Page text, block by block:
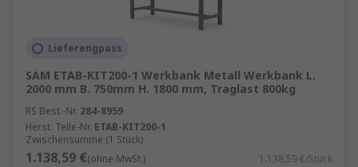
Lieferengpass
SAM ETAB-KIT200-1 Werkbank Metall Werkbank L.
2000 mm B. 750mm H. 1800 mm, Traglast 800kg
RS Best.-Nr. 284-8959
Herst. Teile-Nr. ETAB-KIT200-1
Zwischensumme (1 Stück)
1.138,59 €(ohne MwSt.) 1.138,59 €/Stück